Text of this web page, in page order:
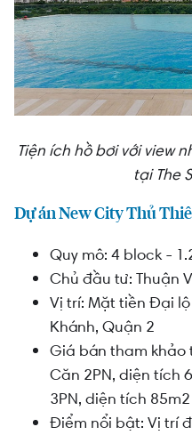
Tiện ích hồ bơi với view
tại The
Dự án New City Thủ
Quy mô: 4 block -
Chủ đầu tư: Thuận
Vị trí: Mặt tiền Đại
Khánh, Quận 2
Giá bán tham
Căn 2PN, diện tích
3PN, diện tích
Điểm nổi bật: Vị trí